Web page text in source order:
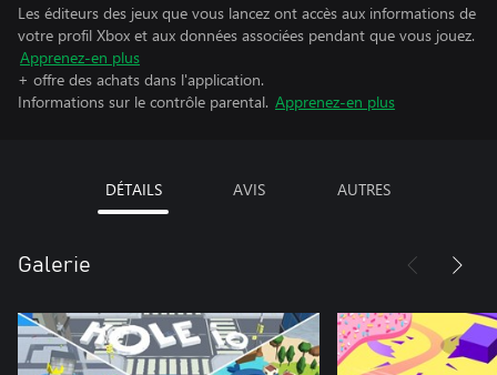
Les éditeurs des jeux que vous lancez ont accès aux informations de
votre profil Xbox et aux données associées pendant que vous jouez.
Apprenez-en plus
+ offre des achats dans l'application.
Informations sur le contrôle parental. Apprenez-en plus
DÉTAILS AVIS AUTRES
Galerie